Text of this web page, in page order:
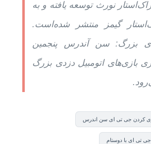
نورث توسعه یافته و به
گیمز منتشر شده‌است.
بزرگ: سن آندرس پنجمین
بازی‌های اتومبیل دزدی بزرگ
تی ای با دوستام